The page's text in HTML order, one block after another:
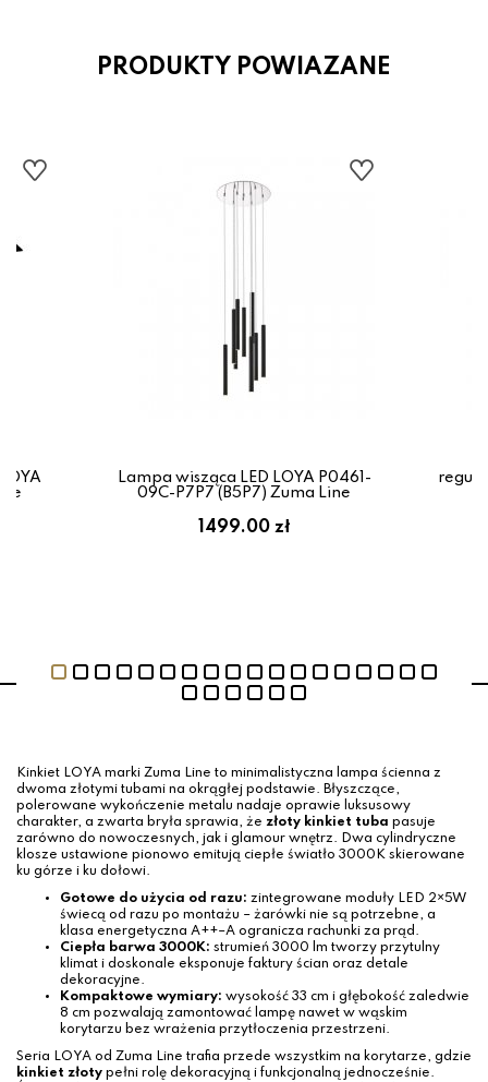
PRODUKTY POWIAZANE
Lampa wisząca LED LOYA P0461-
09C-P7P7 (B5P7) Zuma Line
1499.00 zł
Kinkiet LOYA marki Zuma Line to minimalistyczna lampa ścienna z
dwoma złotymi tubami na okrągłej podstawie. Błyszczące,
polerowane wykończenie metalu nadaje oprawie luksusowy
charakter, a zwarta bryła sprawia, że złoty kinkiet tuba pasuje
zarówno do nowoczesnych, jak i glamour wnętrz. Dwa cylindryczne
klosze ustawione pionowo emitują ciepłe światło 3000K skierowane
ku górze i ku dołowi.
Gotowe do użycia od razu: zintegrowane moduły LED 2×5W
świecą od razu po montażu – żarówki nie są potrzebne, a
klasa energetyczna A++–A ogranicza rachunki za prąd.
Ciepła barwa 3000K: strumień 3000 lm tworzy przytulny
klimat i doskonale eksponuje faktury ścian oraz detale
dekoracyjne.
Kompaktowe wymiary: wysokość 33 cm i głębokość zaledwie
8 cm pozwalają zamontować lampę nawet w wąskim
korytarzu bez wrażenia przytłoczenia przestrzeni.
Seria LOYA od Zuma Line trafia przede wszystkim na korytarze, gdzie
kinkiet złoty pełni rolę dekoracyjną i funkcjonalną jednocześnie.